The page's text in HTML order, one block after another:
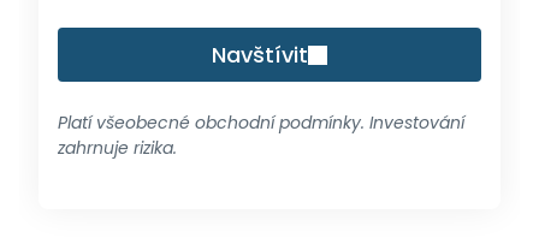
Navštívit
Platí všeobecné obchodní podmínky. Investování
zahrnuje rizika.